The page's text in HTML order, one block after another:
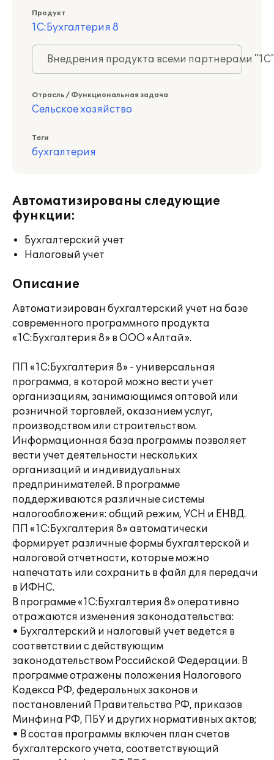
Продукт
1С:Бухгалтерия 8
Внедрения продукта всеми партнерами
Отрасль / Функциональная задача
Сельское хозяйство
Теги
бухгалтерия
Автоматизированы следующие
функции:
Бухгалтерский учет
Налоговый учет
Описание
Автоматизирован бухгалтерский учет на базе
современного программного продукта
«1С:Бухгалтерия 8» в ООО «Алтай».
ПП «1С:Бухгалтерия 8» - универсальная
программа, в которой можно вести учет
организациям, занимающимся оптовой или
розничной торговлей, оказанием услуг,
производством или строительством.
Информационная база программы позволяет
вести учет деятельности нескольких
организаций и индивидуальных
предпринимателей. В программе
поддерживаются различные системы
налогообложения: общий режим, УСН и ЕНВД.
ПП «1С:Бухгалтерия 8» автоматически
формирует различные формы бухгалтерской и
налоговой отчетности, которые можно
напечатать или сохранить в файл для передачи
в ИФНС.
В программе «1С:Бухгалтерия 8» оперативно
отражаются изменения законодательства:
• Бухгалтерский и налоговый учет ведется в
соответствии с действующим
законодательством Российской Федерации. В
программе отражены положения Налогового
Кодекса РФ, федеральных законов и
постановлений Правительства РФ, приказов
Минфина РФ, ПБУ и других нормативных актов;
• В состав программы включен план счетов
бухгалтерского учета, соответствующий